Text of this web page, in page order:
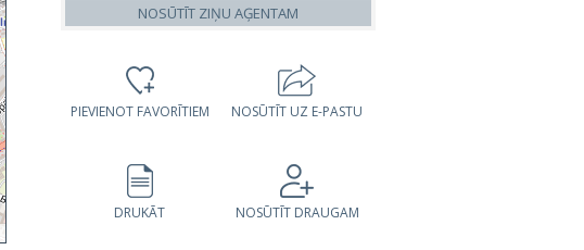
NOSŪTĪT ZIŅU AĢENTAM
PIEVIENOT FAVORĪTIEM NOSŪTĪT UZ E-PASTU
DRUKĀT NOSŪTĪT DRAUGAM